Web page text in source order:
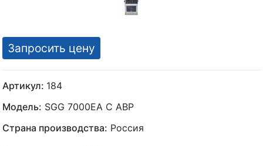
Запросить цену
Артикул: 184
Модель: SGG 7000EA С АВР
Страна производства: Россия